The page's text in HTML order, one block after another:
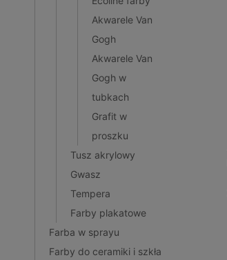
Akwarele Van
Gogh
Akwarele Van
Gogh w
tubkach
Grafit w
proszku
Tusz akrylowy
Gwasz
Tempera
Farby plakatowe
Farba w sprayu
Farby do ceramiki i szkła